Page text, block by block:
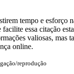
tempo e esforço
essa citação
valiosas, mas
online.
reprodução